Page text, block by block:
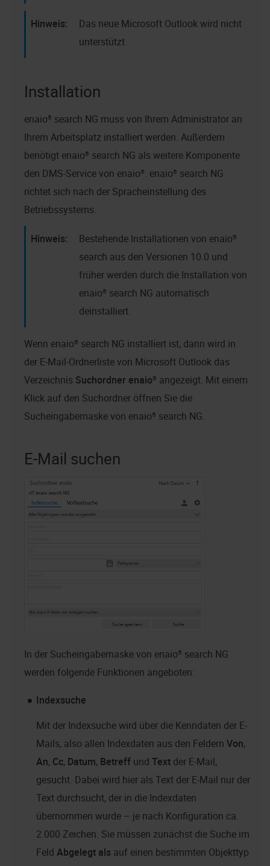
Das neue Microsoft Outlook wird nicht
unterstützt.
Installation
enaio® search NG muss von Ihrem Administrator an
Ihrem Arbeitsplatz installiert werden. Außerdem
benötigt enaio® search NG als weitere Komponente
den DMS-Service von enaio®. enaio® search NG
richtet sich nach der Spracheinstellung des
Betriebssystems.
Bestehende Installationen von enaio®
search aus den Versionen 10.0 und
früher werden durch die Installation von
enaio® search NG automatisch
deinstalliert.
Wenn enaio® search NG installiert ist, dann wird in
der E-Mail-Ordnerliste von Microsoft Outlook das
Verzeichnis Suchordner enaio® angezeigt. Mit einem
Klick auf den Suchordner öffnen Sie die
Sucheingabemaske von enaio® search NG.
E-Mail suchen
In der Sucheingabemaske von enaio® search NG
werden folgende Funktionen angeboten:
Indexsuche
Mit der Indexsuche wird über die Kenndaten der E-
Mails, also allen Indexdaten aus den Feldern Von,
An, Cc, Datum, Betreff und Text der E-Mail,
gesucht. Dabei wird hier als Text der E-Mail nur der
Text durchsucht, der in die Indexdaten
übernommen wurde – je nach Konfiguration ca.
2.000 Zeichen. Sie müssen zunächst die Suche im
Feld Abgelegt als auf einen bestimmten Objekttyp